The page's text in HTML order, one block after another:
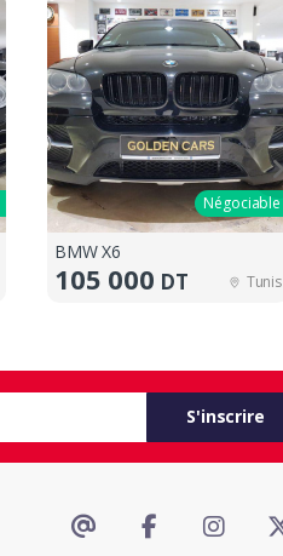
Négociable
BMW X6
105 000 DT Tunis
S'inscrire